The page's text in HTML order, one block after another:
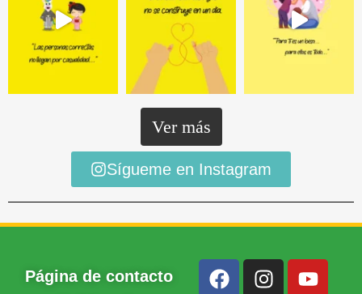
Ver más
Sígueme en Instagram
Página de contacto